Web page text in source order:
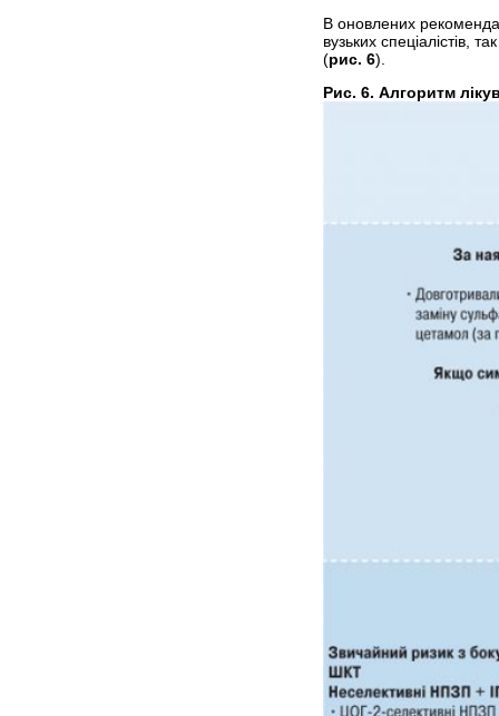
В оновлених
вузьких спеціалістів,
(рис. 6).
Рис. 6. Алгоритм